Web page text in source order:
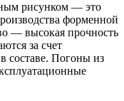
рисунком — это
форменной
— высокая прочность
за счет
составе. Погоны из